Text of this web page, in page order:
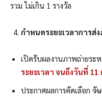
รวม ไม่เกิน 1 รางวัล
กำหนดระยะเวลาการส่
เปิดรับผลงานภาพถ่ายระ
ระยะเวลา จนถึงวันที่
ประกาศผลการคัดเลือก วั